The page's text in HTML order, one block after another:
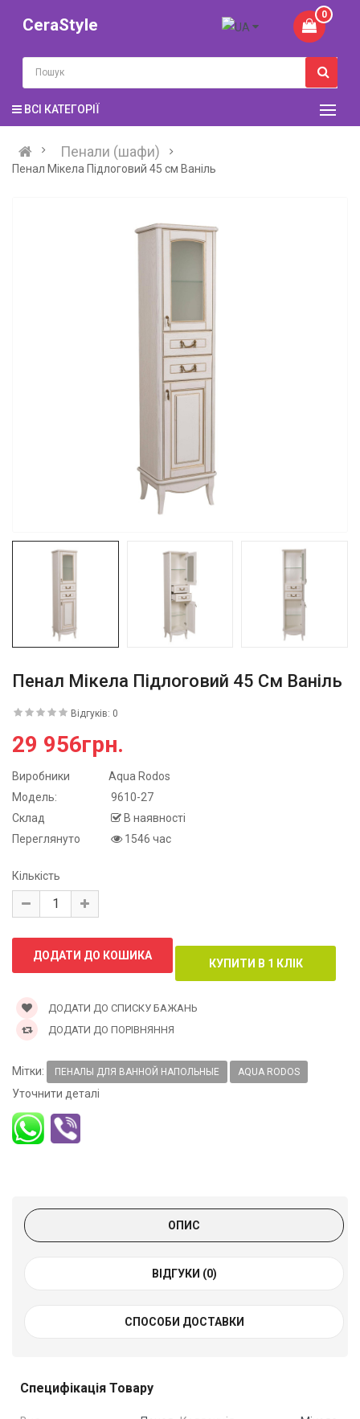
CeraStyle
0
ВСІ КАТЕГОРІЇ
Пенали (шафи)
Пенал Мікела Підлоговий 45 см Ваніль
Пенал Мікела Підлоговий 45 См Ваніль
Відгуків: 0
29 956грн.
Виробники
Aqua Rodos
Модель:
9610-27
Склад
В наявності
Переглянуто
1546 час
Кількість
ДОДАТИ ДО СПИСКУ БАЖАНЬ
ДОДАТИ ДО ПОРІВНЯННЯ
Мітки: ПЕНАЛЫ ДЛЯ ВАННОЙ НАПОЛЬНЫЕ AQUA RODOS
Уточнити деталі
ОПИС
ВІДГУКИ (0)
СПОСОБИ ДОСТАВКИ
Специфікація Товару